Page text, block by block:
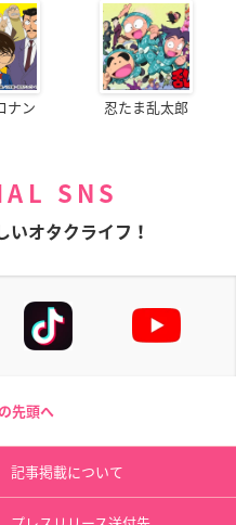
ナン 忍たま乱太郎
SNS
いオタクライフ！
先頭へ
記事掲載について